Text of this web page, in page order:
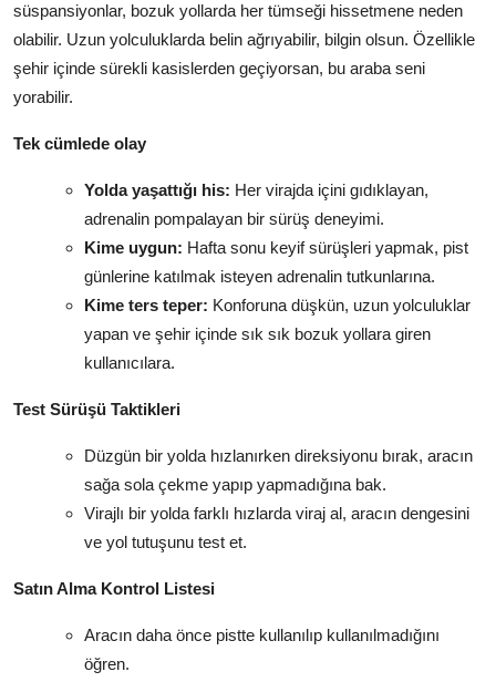
süspansiyonlar, bozuk yollarda her tümseği hissetmene neden
olabilir. Uzun yolculuklarda belin ağrıyabilir, bilgin olsun. Özellikle
şehir içinde sürekli kasislerden geçiyorsan, bu araba seni
yorabilir.
Tek cümlede olay
Yolda yaşattığı his: Her virajda içini gıdıklayan,
adrenalin pompalayan bir sürüş deneyimi.
Kime uygun: Hafta sonu keyif sürüşleri yapmak, pist
günlerine katılmak isteyen adrenalin tutkunlarına.
Kime ters teper: Konforuna düşkün, uzun yolculuklar
yapan ve şehir içinde sık sık bozuk yollara giren
kullanıcılara.
Test Sürüşü Taktikleri
Düzgün bir yolda hızlanırken direksiyonu bırak, aracın
sağa sola çekme yapıp yapmadığına bak.
Virajlı bir yolda farklı hızlarda viraj al, aracın dengesini
ve yol tutuşunu test et.
Satın Alma Kontrol Listesi
Aracın daha önce pistte kullanılıp kullanılmadığını
öğren.